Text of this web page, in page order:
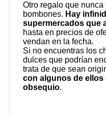
Otro regalo que nunca falla en San Valentín: los
bombones. Hay
supermercados que
hasta en precios de
vendan en la fecha.
Si no encuentras los
dulces que podrían
trata de que sean
con algunos de ellos
obsequio.